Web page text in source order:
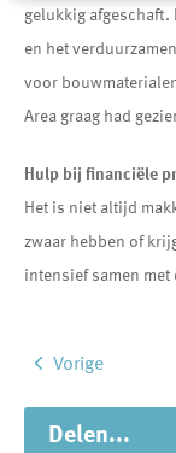
gelukkig
en het
voor
Area graag had
Hulp bij financiële
Het is niet altijd
zwaar hebben of
intensief samen
Vorige
Delen...